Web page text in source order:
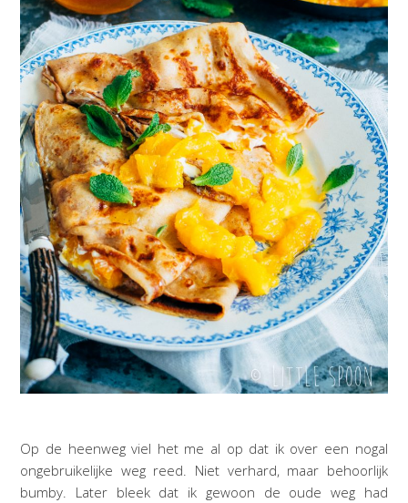
Op de heenweg viel het me al op dat ik over een nogal
ongebruikelijke weg reed. Niet verhard, maar behoorlijk
bumby. Later bleek dat ik gewoon de oude weg had